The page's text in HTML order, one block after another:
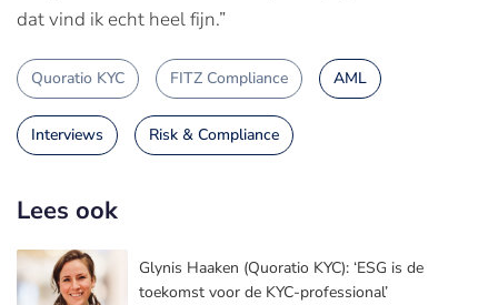
dat vind ik echt heel fijn.”
Quoratio KYC FITZ Compliance AML
Interviews Risk & Compliance
Lees ook
Glynis Haaken (Quoratio KYC): ‘ESG is de
toekomst voor de KYC-professional’